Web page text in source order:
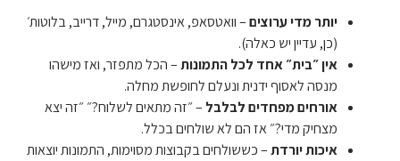
יותר מדי ערוצים– וואטסאפ, אינסטגרם, מייל, דרייב, בלוטות׳
(כן, עדיין יש כאלה).
אין ״בית״ אחד לכל התמונות– הכל מתפזר, ואז מישהו
מנסה לאסוף ידנית ונעלם לחופשת מחלה.
אורחים מפחדים לבלבל – ״זה מתאים לשלוח?״ ״זה יצא
מצחיק מדי?״ אז הם לא שולחים בכלל.
איכות יורדת– כששולחים בקבוצות מסוימות, התמונות יוצאות